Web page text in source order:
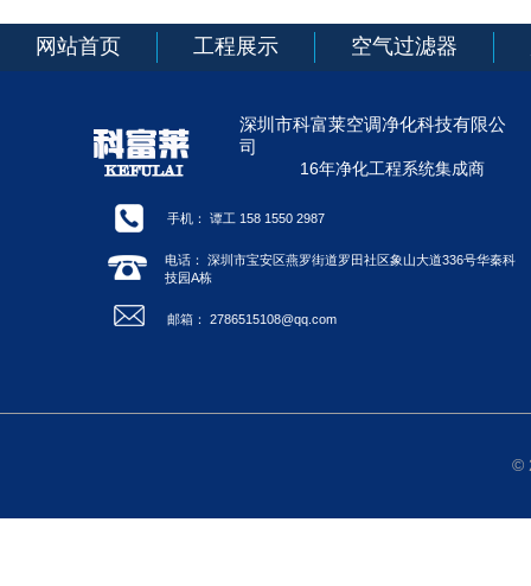
网站首页 工程展示 空气过滤器
深圳市科富莱空调净化科技有限公
司
16年净化工程系统集成商
手机： 谭工 158 1550 2987
电话： 深圳市宝安区燕罗街道罗田社区象山大道336号华秦科
技园A栋
邮箱： 2786515108@qq.com
©